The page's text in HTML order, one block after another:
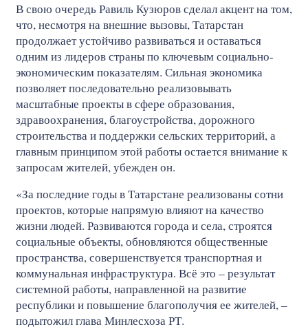
В свою очередь Равиль Кузюров сделал акцент на том,
что, несмотря на внешние вызовы, Татарстан
продолжает устойчиво развиваться и оставаться
одним из лидеров страны по ключевым социально-
экономическим показателям. Сильная экономика
позволяет последовательно реализовывать
масштабные проекты в сфере образования,
здравоохранения, благоустройства, дорожного
строительства и поддержки сельских территорий, а
главным принципом этой работы остается внимание к
запросам жителей, убежден он.
«За последние годы в Татарстане реализованы сотни
проектов, которые напрямую влияют на качество
жизни людей. Развиваются города и села, строятся
социальные объекты, обновляются общественные
пространства, совершенствуется транспортная и
коммунальная инфраструктура. Всё это – результат
системной работы, направленной на развитие
республики и повышение благополучия ее жителей, –
подытожил глава Минлесхоза РТ.